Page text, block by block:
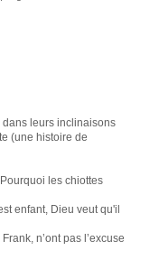
leurs inclinaisons
(une histoire de
les chiottes
enfant, Dieu veut qu'il
n’ont pas l’excuse